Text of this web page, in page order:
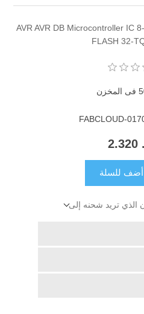
AVR AVR DB Microcontroller IC
FLASH 32-
FABCLOUD-
أضف للسلة
الذي تريد شحنه إلى